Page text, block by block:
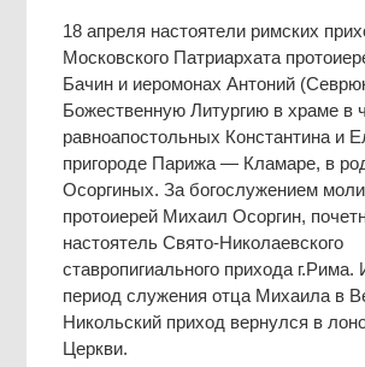
18 апреля настоятели римских
Московского Патриархата
Бачин и иеромонах Антоний
Божественную Литургию в храме в
равноапостольных Константина и
пригороде Парижа — Кламаре, в
Осоргиных. За богослужением
протоиерей Михаил Осоргин,
настоятель Свято-Николаевского
ставропигиального прихода
период служения отца Михаила в
Никольский приход вернулся в
Церкви.